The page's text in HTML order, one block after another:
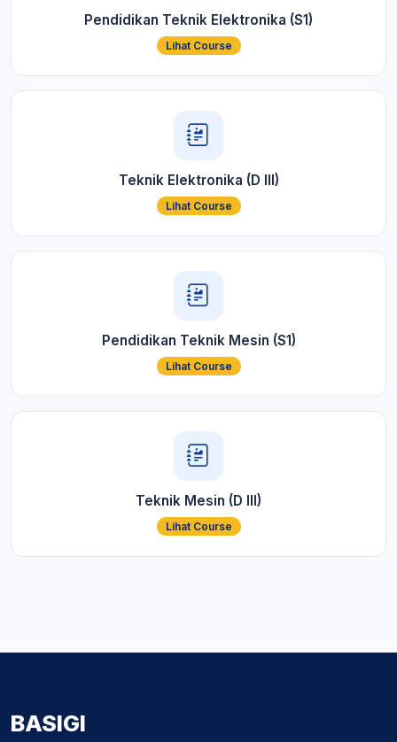
Pendidikan Teknik Elektronika (S1)
Lihat Course
Teknik Elektronika (D III)
Lihat Course
Pendidikan Teknik Mesin (S1)
Lihat Course
Teknik Mesin (D III)
Lihat Course
BASIGI